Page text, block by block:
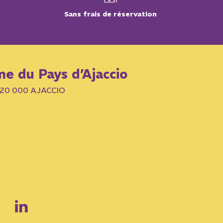
Sans frais de réservation
du Pays d’Ajaccio
000 AJACCIO